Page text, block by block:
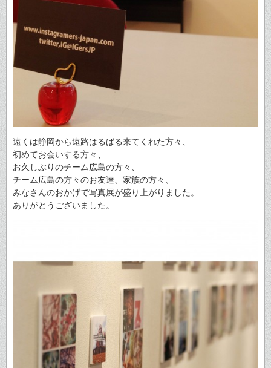
遠くは静岡から遠路はるばる来てくれた方々、
初めてお会いする方々、
お久しぶりのチーム広島の方々、
チーム広島の方々のお友達、家族の方々、
みなさんのおかげで写真展が盛り上がりました。
ありがとうございました。